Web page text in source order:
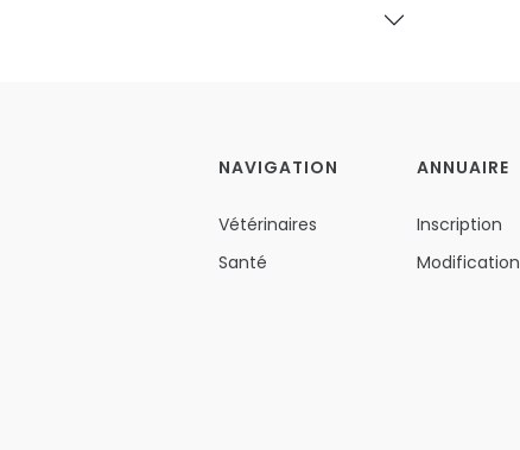
NAVIGATION
Vétérinaires
Santé
ANNUAIRE
Inscription
Modification